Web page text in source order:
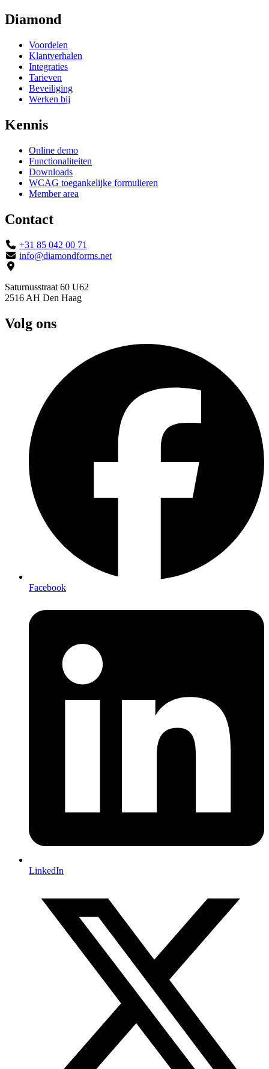
Diamond
Voordelen
Klantverhalen
Integraties
Tarieven
Beveiliging
Werken bij
Kennis
Online demo
Functionaliteiten
Downloads
WCAG toegankelijke formulieren
Member area
Contact
+31 85 042 00 71
info@diamondforms.net
Saturnusstraat 60 U62
2516 AH Den Haag
Volg ons
Facebook
LinkedIn